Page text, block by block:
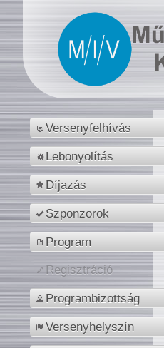
Versenyfelhívás
Lebonyolítás
Díjazás
Szponzorok
Program
Regisztráció
Programbizottság
Versenyhelyszín